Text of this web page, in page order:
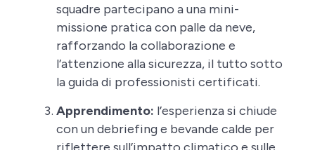
squadre partecipano a una mini-
missione pratica con palle da neve,
rafforzando la collaborazione e
l’attenzione alla sicurezza, il tutto sotto
la guida di professionisti certificati.
Apprendimento: l’esperienza si chiude
con un debriefing e bevande calde per